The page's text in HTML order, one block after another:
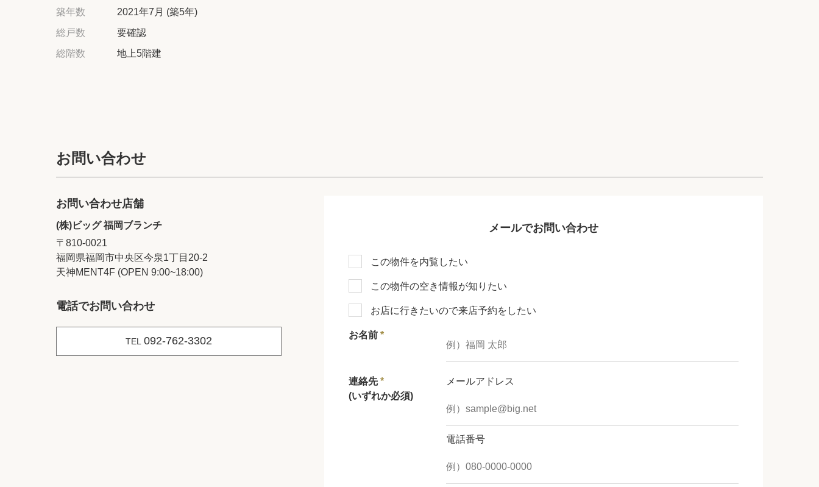
築年数
2021年7月 (築5年)
総戸数
要確認
総階数
地上5階建
お問い合わせ
お問い合わせ店舗
(株)ビッグ 福岡ブランチ
〒810-0021
福岡県福岡市中央区今泉1丁目20‐2
天神MENT4F (OPEN 9:00~18:00)
電話でお問い合わせ
TEL 092-762-3302
メールでお問い合わせ
この物件を内覧したい
この物件の空き情報が知りたい
お店に行きたいので来店予約をしたい
お名前 *
連絡先*
(いずれか必須)
メールアドレス
電話番号